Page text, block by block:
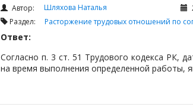
Автор: Шляхова Наталья
Раздел: Расторжение трудовых отношений по
Ответ:
Согласно п. 3 ст. 51 Трудового кодекса РК,
на время выполнения определенной работы,